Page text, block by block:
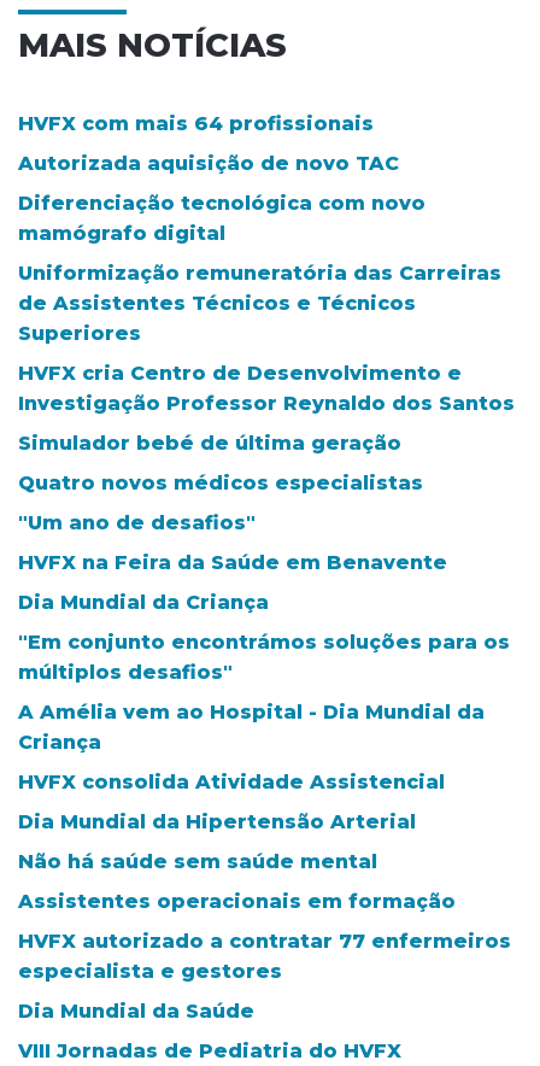
MAIS NOTÍCIAS
HVFX com mais 64 profissionais
Autorizada aquisição de novo TAC
Diferenciação tecnológica com novo
mamógrafo digital
Uniformização remuneratória das Carreiras
de Assistentes Técnicos e Técnicos
Superiores
HVFX cria Centro de Desenvolvimento e
Investigação Professor Reynaldo dos Santos
Simulador bebé de última geração
Quatro novos médicos especialistas
"Um ano de desafios"
HVFX na Feira da Saúde em Benavente
Dia Mundial da Criança
"Em conjunto encontrámos soluções para os
múltiplos desafios"
A Amélia vem ao Hospital - Dia Mundial da
Criança
HVFX consolida Atividade Assistencial
Dia Mundial da Hipertensão Arterial
Não há saúde sem saúde mental
Assistentes operacionais em formação
HVFX autorizado a contratar 77 enfermeiros
especialista e gestores
Dia Mundial da Saúde
VIII Jornadas de Pediatria do HVFX